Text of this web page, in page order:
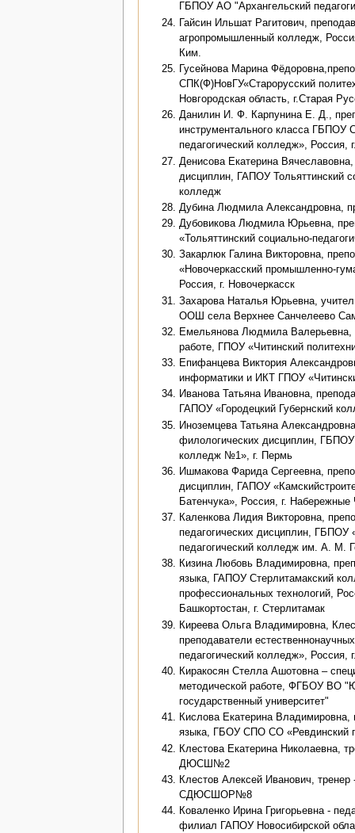
ГБПОУ АО "Архангельский
Гайсин Ильшат Рагитович,
агропромышленный колледж,
Ким.
Гусейнова Марина
СПК(Ф)НовГУ«Старорусский
Новгородская область, г.Старая
Данилин И. Ф. Карпунина Е. Д.,
инструментального класса ГБПОУ
педагогический колледж», Россия,
Денисова Екатерина
дисциплин, ГАПОУ Тольяттинский
колледж
Дубина Людмила Александровна,
Дубовикова Людмила Юрьевна,
«Тольяттинский социально-
Закарлюк Галина Викторовна,
«Новочеркасский промышленно-
Россия, г. Новочеркасск
Захарова Наталья Юрьевна,
ООШ села Верхнее Санчелеево
Емельянова Людмила Валерьевна,
работе, ГПОУ «Читинский
Епифанцева Виктория
информатики и ИКТ ГПОУ
Иванова Татьяна Ивановна,
ГАПОУ «Городецкий Губернский
Иноземцева Татьяна
филологических дисциплин, ГБПОУ
колледж №1», г. Пермь
Ишмакова Фарида Сергеевна,
дисциплин, ГАПОУ
Батенчука», Россия, г.
Каленкова Лидия Викторовна,
педагогических дисциплин, ГБПОУ
педагогический колледж им. А. М.
Кизина Любовь Владимировна,
языка, ГАПОУ Стерлитамакский
профессиональных технологий,
Башкортостан, г. Стерлитамак
Киреева Ольга Владимировна,
преподаватели
педагогический колледж», Россия,
Киракосян Стелла Ашотовна –
методической работе, ФГБОУ ВО
государственный университет"
Кислова Екатерина Владимировна,
языка, ГБОУ СПО СО «Ревдинский
Клестова Екатерина Николаевна,
ДЮСШ№2
Клестов Алексей Иванович,
СДЮСШОР№8
Коваленко Ирина Григорьевна -
филиал ГАПОУ Новосибирской